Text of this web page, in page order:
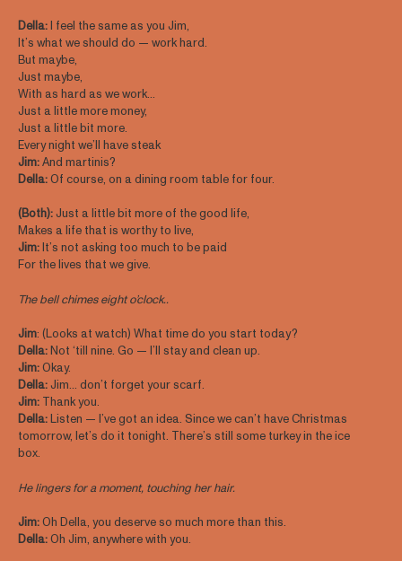
Della:I feel the same as you Jim,
It’s what we should do — work hard.
But maybe,
Just maybe,
With as hard as we work…
Just a little more money,
Just a little bit more.
Every night we’ll have steak
Jim:And martinis?
Della:Of course, on a dining room table for four.
(Both):Just a little bit more of the good life,
Makes a life that is worthy to live,
Jim:It’s not asking too much to be paid
For the lives that we give.
The bell chimes eight o’clock..
Jim: (Looks at watch) What time do you start today?
Della:Not ‘till nine. Go — I’ll stay and clean up.
Jim:Okay.
Della:Jim… don’t forget your scarf.
Jim:Thank you.
Della:Listen — I’ve got an idea. Since we can’t have Christmas
tomorrow, let’s do it tonight. There’s still some turkey in the ice
box.
He lingers for a moment, touching her hair.
Jim:Oh Della, you deserve so much more than this.
Della:Oh Jim, anywhere with you.